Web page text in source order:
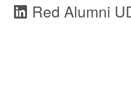
Red Alumni